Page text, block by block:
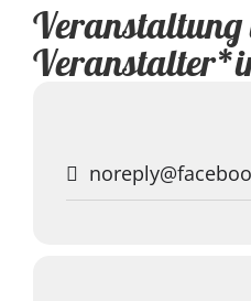
Veranstaltung